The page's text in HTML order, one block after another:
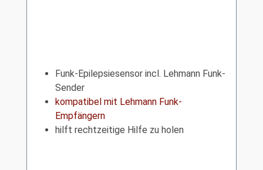
Funk-Epilepsiesensor incl. Lehmann Funk-
Sender
kompatibel mit Lehmann Funk-
Empfängern
hilft rechtzeitige Hilfe zu holen